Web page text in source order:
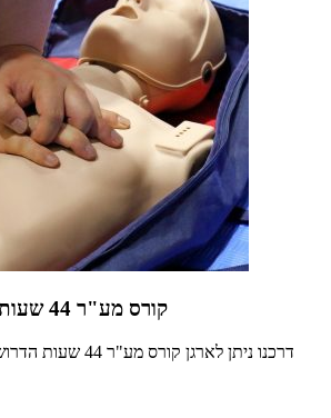
קורס מע"ר 44 שעות
דרכנו ניתן לארגן קורס מע"ר 44 שעות הדרוש למבחן מורי הדרך.